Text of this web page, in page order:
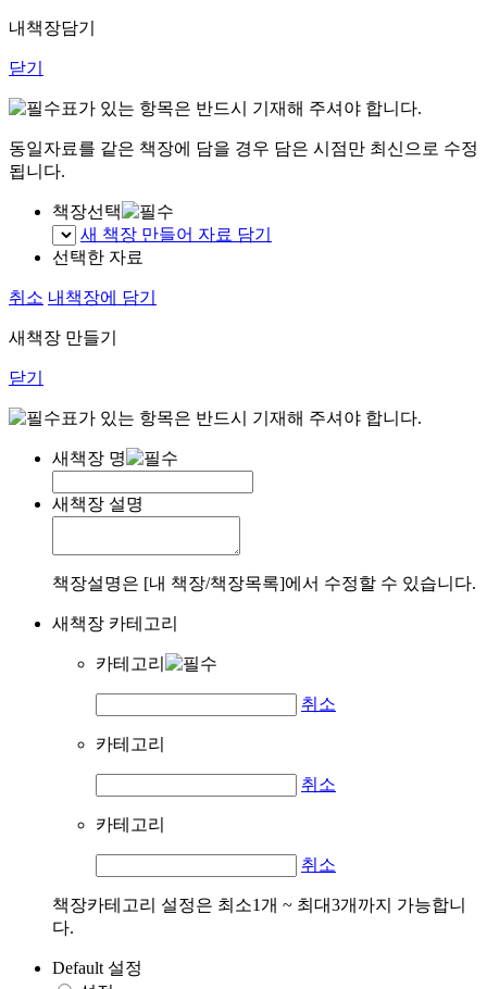
내책장담기
닫기
표가 있는 항목은 반드시 기재해 주셔야 합니다.
동일자료를 같은 책장에 담을 경우 담은 시점만 최신으로 수정
됩니다.
책장선택
새 책장 만들어 자료 담기
선택한 자료
취소 내책장에 담기
새책장 만들기
닫기
표가 있는 항목은 반드시 기재해 주셔야 합니다.
새책장 명
새책장 설명
책장설명은 [내 책장/책장목록]에서 수정할 수 있습니다.
새책장 카테고리
카테고리
취소
카테고리
취소
카테고리
취소
책장카테고리 설정은 최소1개 ~ 최대3개까지 가능합니
다.
Default 설정